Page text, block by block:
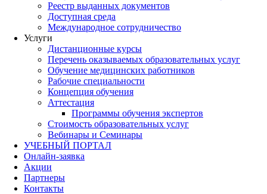
Реестр выданных документов
Доступная среда
Международное сотрудничество
Услуги
Дистанционные курсы
Перечень оказываемых образовательных услуг
Обучение медицинских работников
Рабочие специальности
Концепция обучения
Аттестация
Программы обучения экспертов
Стоимость образовательных услуг
Вебинары и Семинары
УЧЕБНЫЙ ПОРТАЛ
Онлайн-заявка
Акции
Партнеры
Контакты